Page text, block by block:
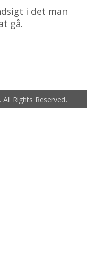
i det man
gå.
. All Rights Reserved.